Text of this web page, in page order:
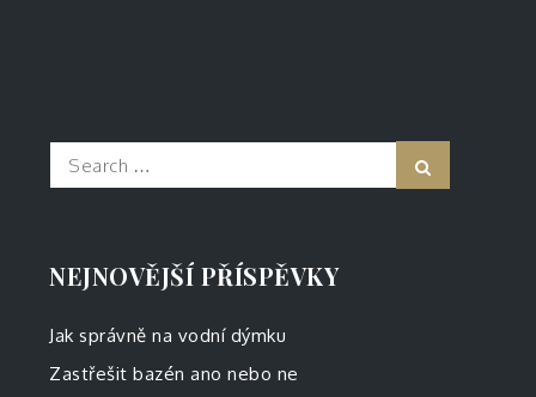
Search
for:
NEJNOVĚJŠÍ PŘÍSPĚVKY
Jak správně na vodní dýmku
Zastřešit bazén ano nebo ne